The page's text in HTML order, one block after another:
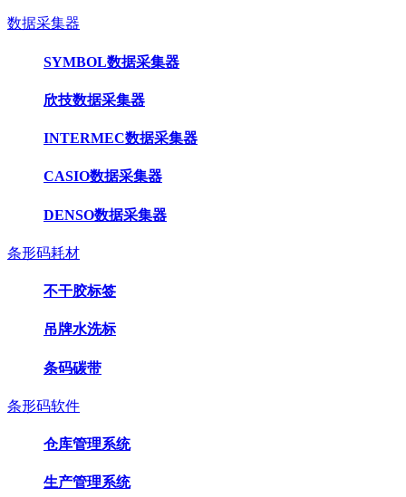
数据采集器
SYMBOL数据采集器
欣技数据采集器
INTERMEC数据采集器
CASIO数据采集器
DENSO数据采集器
条形码耗材
不干胶标签
吊牌水洗标
条码碳带
条形码软件
仓库管理系统
生产管理系统